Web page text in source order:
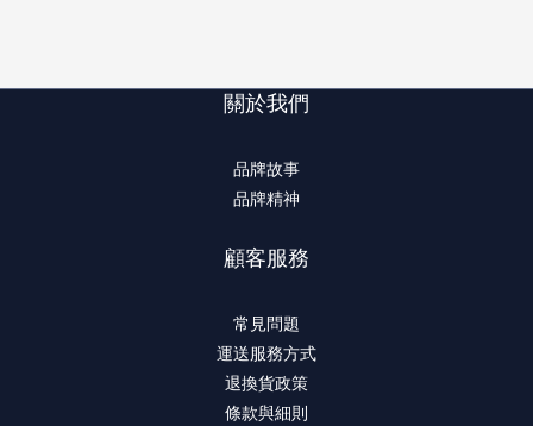
關於我們
品牌故事
品牌精神
顧客服務
常見問題
運送服務方式
退換貨政策
條款與細則